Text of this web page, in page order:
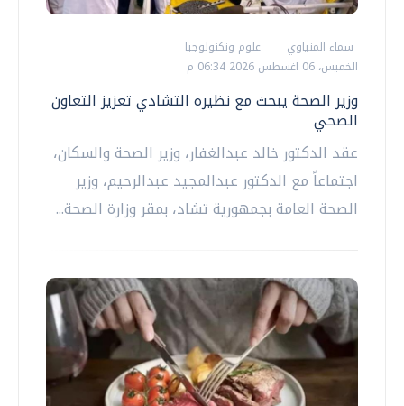
سماء المنياوي
علوم وتكنولوجيا
الخميس، 06 اغسطس 2026 06:34 م
وزير الصحة يبحث مع نظيره التشادي تعزيز التعاون
الصحي
عقد الدكتور خالد عبدالغفار، وزير الصحة والسكان،
اجتماعاً مع الدكتور عبدالمجيد عبدالرحيم، وزير
الصحة العامة بجمهورية تشاد، بمقر وزارة الصحة...